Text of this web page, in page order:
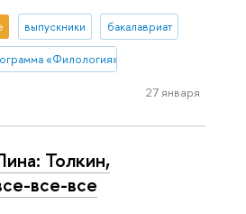
выпускники бакалавриат
«Филология»
27 января
Толкин,
все-все